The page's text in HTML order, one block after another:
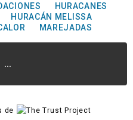
HURACANES
HURACÁN MELISSA
MAREJADAS
...
de